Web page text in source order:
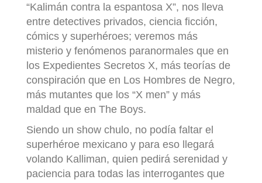
“Kalimán contra la espantosa X”, nos lleva
entre detectives privados, ciencia ficción,
cómics y superhéroes; veremos más
misterio y fenómenos paranormales que en
los Expedientes Secretos X, más teorías de
conspiración que en Los Hombres de Negro,
más mutantes que los “X men” y más
maldad que en The Boys.
Siendo un show chulo, no podía faltar el
superhéroe mexicano y para eso llegará
volando Kalliman, quien pedirá serenidad y
paciencia para todas las interrogantes que